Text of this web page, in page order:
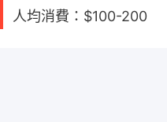
人均消費：$100-200